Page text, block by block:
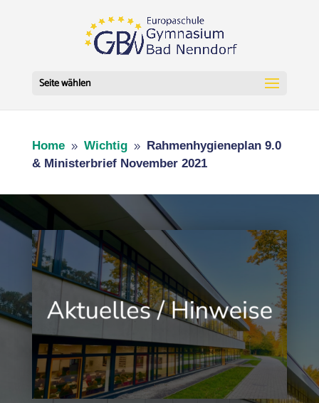
Seite wählen
Home 9 Wichtig 9 Rahmenhygieneplan 9.0
& Ministerbrief November 2021